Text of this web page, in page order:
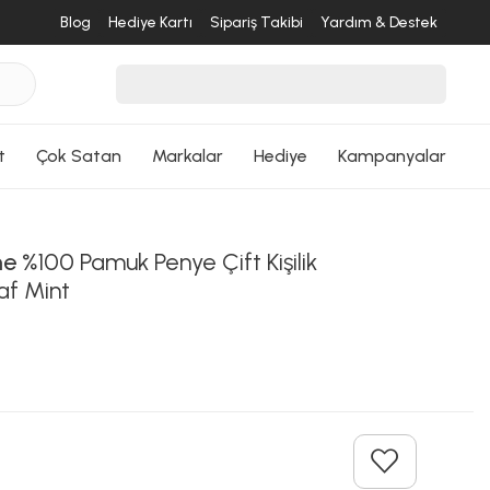
Blog Hediye Kartı Sipariş Takibi Yardım & Destek
Çok Satan Markalar Hediye Kampanyalar
%100 Pamuk Penye Çift Kişilik
Mint